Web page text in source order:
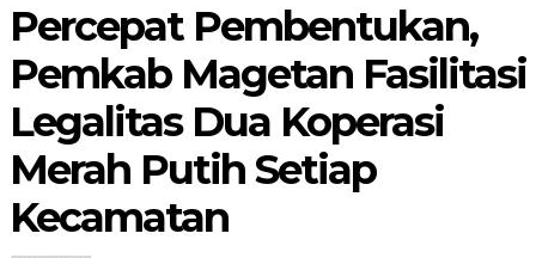
Percepat Pembentukan,
Pemkab Magetan Fasilitasi
Legalitas Dua Koperasi
Merah Putih Setiap
Kecamatan